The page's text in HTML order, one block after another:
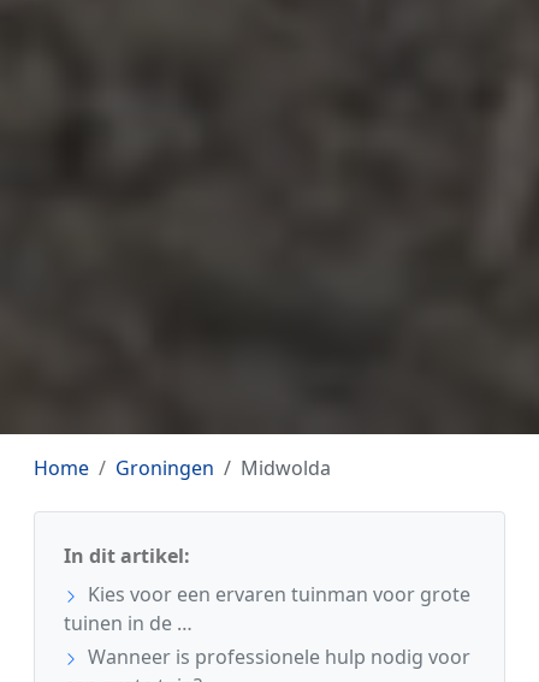
Home Groningen Midwolda
In dit artikel:
Kies voor een ervaren tuinman voor grote
tuinen in de …
Wanneer is professionele hulp nodig voor